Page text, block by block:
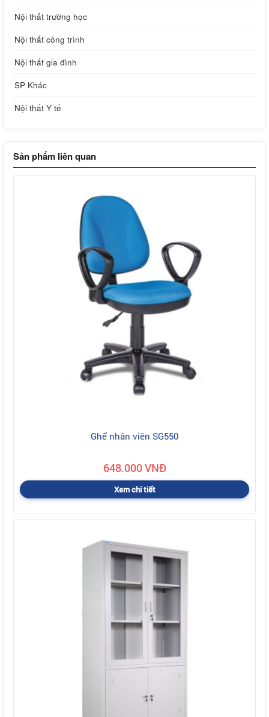
Nội thất trường học
Nội thất công trình
Nội thất gia đình
SP Khác
Nội thất Y tế
Sản phẩm liên quan
Ghế nhân viên SG550
648.000 VNĐ
Xem chi tiết